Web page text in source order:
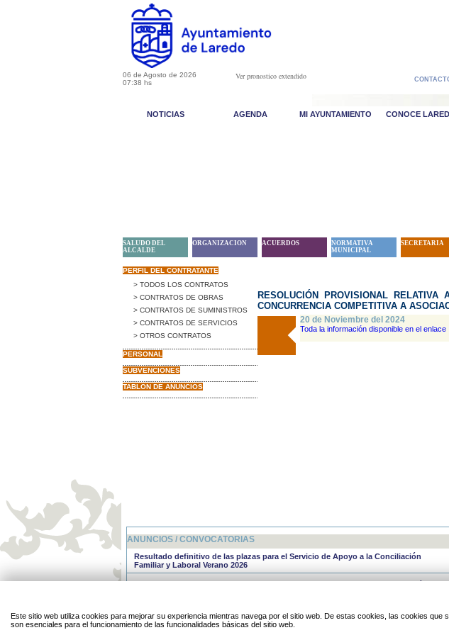
06 de Agosto de 2026
07:38 hs
Ver pronostico extendido
NOTICIAS AGENDA MI AYUNTAMIENTO CONOCE
SALUDO DEL
ALCALDE
ORGANIZACION ACUERDOS
NORMATIVA
MUNICIPAL
SECRETARIA
PERFIL DEL CONTRATANTE
> TODOS LOS CONTRATOS
> CONTRATOS DE OBRAS
> CONTRATOS DE SUMINISTROS
> CONTRATOS DE SERVICIOS
> OTROS CONTRATOS
PERSONAL
SUBVENCIONES
TABLON DE ANUNCIOS
RESOLUCIÓN PROVISIONAL
CONCURRENCIA COMPETITIVA A
20 de Noviembre del 2024
Toda la información disponible en el enlace
ANUNCIOS / CONVOCATORIAS
Resultado definitivo de las plazas para el Servicio de Apoyo a la Conciliación
Familiar y Laboral Verano 2026
Servicio de Conciliación Familiar y Laboral del período no lectivo del VERANO DE
2026 (julio y agosto).
Este sitio web utiliza cookies para mejorar su experiencia mientras navega por el sitio web. De estas cookies, las cookies
son esenciales para el funcionamiento de las funcionalidades básicas del sitio web.